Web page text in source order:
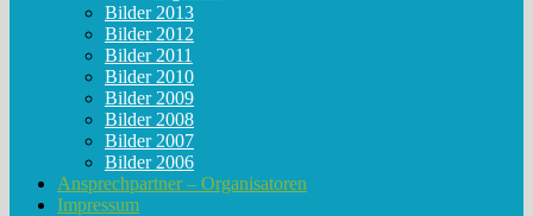
Bilder 2013
Bilder 2012
Bilder 2011
Bilder 2010
Bilder 2009
Bilder 2008
Bilder 2007
Bilder 2006
Ansprechpartner – Organisatoren
Impressum